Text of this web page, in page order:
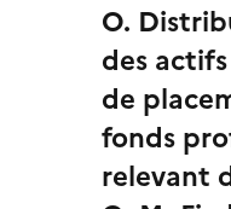
O.
des
de
fonds
relevant